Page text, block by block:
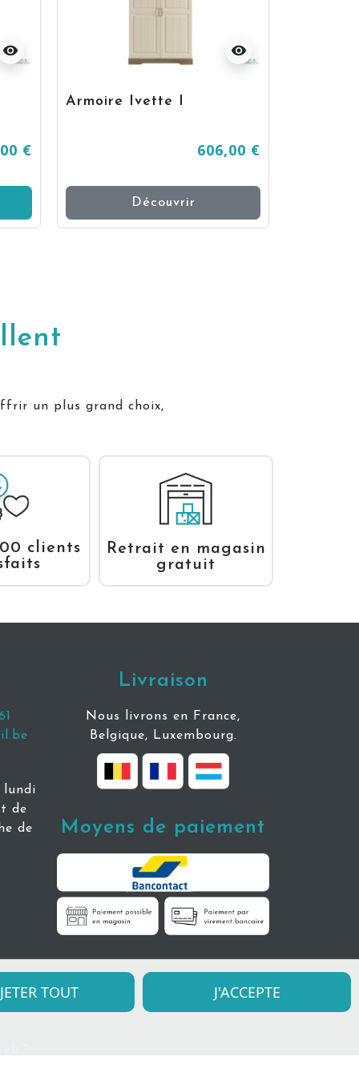
TOUT J'ACCEPTE
visibility
€
visibility
Armoire Ivette I
606,00 €
Découvrir
un plus grand choix,
clients
Retrait en magasin
gratuit
lundi
de
de
Livraison
Nous livrons en France,
Belgique, Luxembourg.
Moyens de paiement